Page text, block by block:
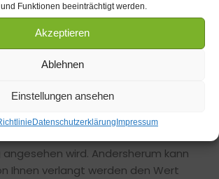
Funktionen beeinträchtigt werden.
Akzeptieren
Ablehnen
Einstellungen ansehen
DatenschutzerklärungImpressum
etliche Fahrzeuge gekauft und
Sie kann es von Vorteil sein, zu
wird. Andersherum kann
Ihnen verlangt werden den Wert